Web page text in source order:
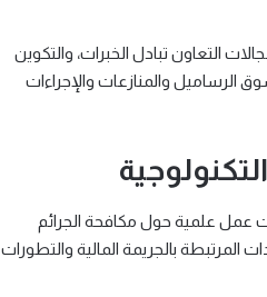
التعاون تبادل الخبرات، والتكوين
الرساميل والمنازعات والإجراءات
عمل علمية حول مكافحة الجرائم
بالجريمة المالية والتطورات